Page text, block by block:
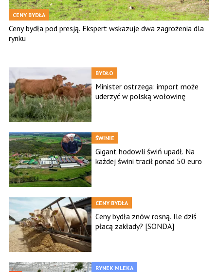
CENY BYDŁA
Ceny bydła pod presją. Ekspert wskazuje dwa zagrożenia dla
rynku
BYDŁO
Minister ostrzega: import może
uderzyć w polską wołowinę
ŚWINIE
Gigant hodowli świń upadł. Na
każdej świni tracił ponad 50 euro
CENY BYDŁA
Ceny bydła znów rosną. Ile dziś
płacą zakłady? [SONDA]
RYNEK MLEKA